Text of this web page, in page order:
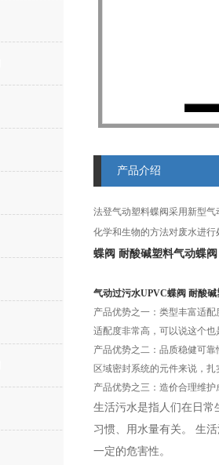
产品介绍
法登气动塑料蝶阀采用新型气
化学和生物的方法对废水进
蝶阀 耐酸碱塑料气动蝶阀
气动过污水UPVC蝶阀 耐酸
产品优势之一：类型丰富适
适配度非常高，可以说这个
产品优势之二：品质稳健可
区域密封系统的元件来说，
产品优势之三：造价合理维
生活污水是指人们在日常
习惯、用水量有关。 生
一定的危害性。